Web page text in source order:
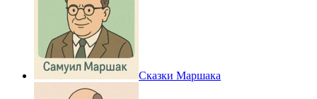
Сказки Маршака